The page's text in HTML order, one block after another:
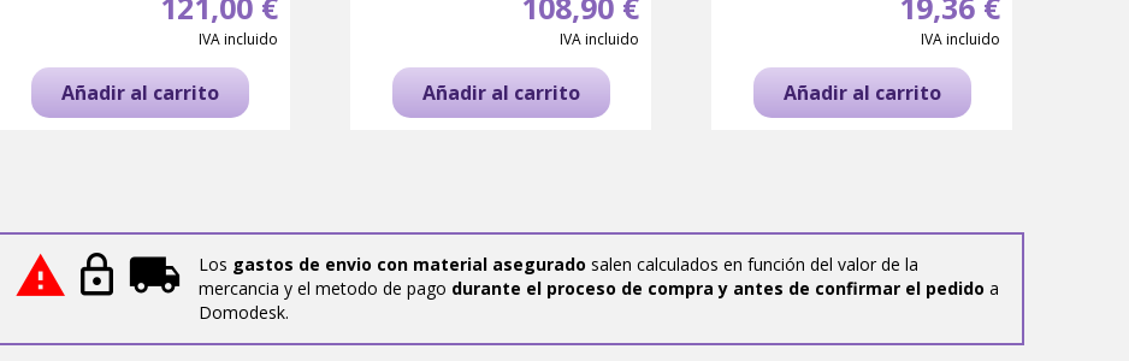
IVA incluido
Añadir al carrito
IVA incluido
Añadir al carrito
IVA incluido
Añadir al carrito
Los gastos de envio con material asegurado salen calculados en función del valor de la
mercancia y el metodo de pago durante el proceso de compra y antes de confirmar el pedido a
Domodesk.